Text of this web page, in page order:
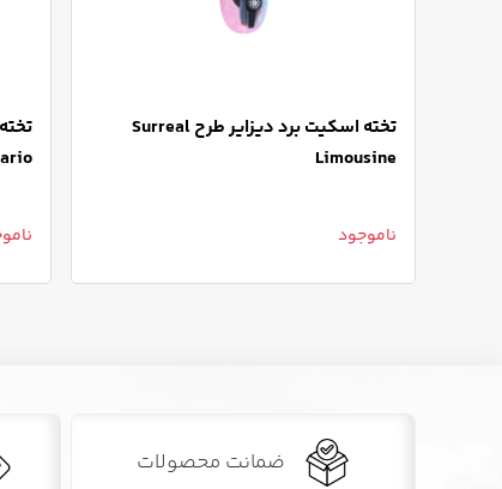
تخته اسکیت برد دیزایر طرح Surreal
Limousine
ناموجود
ضمانت محصولات